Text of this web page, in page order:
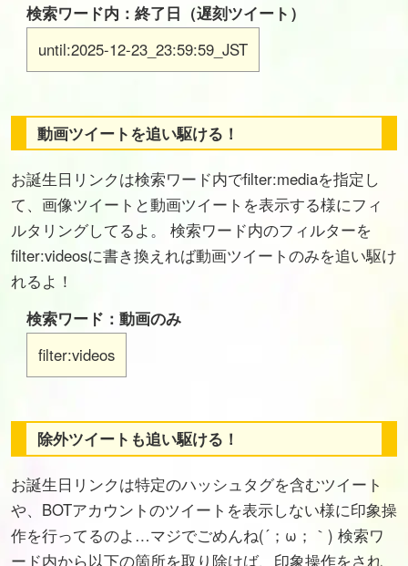
検索ワード内：終了日（遅刻ツイート）
until:2025-12-23_23:59:59_JST
動画ツイートを追い駆ける！
お誕生日リンクは検索ワード内でfilter:mediaを指定し
て、画像ツイートと動画ツイートを表示する様にフィ
ルタリングしてるよ。 検索ワード内のフィルターを
filter:videosに書き換えれば動画ツイートのみを追い駆け
れるよ！
検索ワード：動画のみ
filter:videos
除外ツイートも追い駆ける！
お誕生日リンクは特定のハッシュタグを含むツイート
や、BOTアカウントのツイートを表示しない様に印象操
作を行ってるのよ…マジでごめんね(´；ω；｀) 検索ワ
ード内から以下の箇所を取り除けば、印象操作をされ